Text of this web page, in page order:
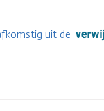
uit de